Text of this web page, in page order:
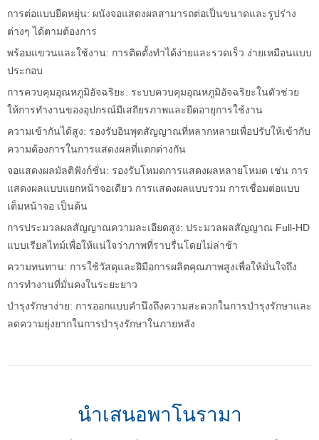
การต่อแบบยืดหยุ่น: ผนังจอแสดงผลสามารถต่อเป็นขนาดและรูปร่าง
ต่างๆ ได้ตามต้องการ
พร้อมแขวนและใช้งาน: การติดตั้งทำได้ง่ายและรวดเร็ว ง่ายเหมือนแบบ
ประกอบ
การควบคุมอุณหภูมิอัจฉริยะ: ระบบควบคุมอุณหภูมิอัจฉริยะในตัวช่วย
ให้การทำงานของอุปกรณ์มีเสถียรภาพและยืดอายุการใช้งาน
ความเข้ากันได้สูง: รองรับอินพุตสัญญาณที่หลากหลายเพื่อปรับให้เข้ากับ
ความต้องการในการแสดงผลที่แตกต่างกัน
จอแสดงผลมัลติฟังก์ชั่น: รองรับโหมดการแสดงผลหลายโหมด เช่น การ
แสดงผลแบบแยกหน้าจอเดียว การแสดงผลแบบรวม การเชื่อมต่อแบบ
เต็มหน้าจอ เป็นต้น
การประมวลผลสัญญาณความละเอียดสูง: ประมวลผลสัญญาณ Full-HD
แบบเรียลไทม์เพื่อให้แน่ใจว่าภาพที่ราบรื่นโดยไม่ล่าช้า
ความทนทาน: การใช้วัสดุและฝีมือการผลิตคุณภาพสูงเพื่อให้มั่นใจถึง
การทำงานที่มั่นคงในระยะยาว
บำรุงรักษาง่าย: การออกแบบคำนึงถึงความสะดวกในการบำรุงรักษาและ
ลดความยุ่งยากในการบำรุงรักษาในภายหลัง
นําเสนอพาโนรามา